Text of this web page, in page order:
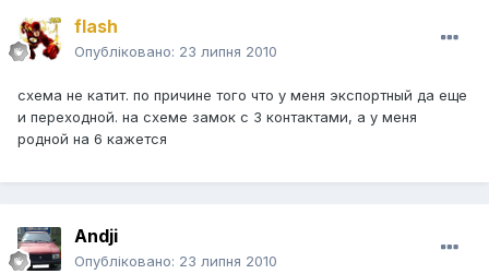
flash
Опубліковано: 23 липня 2010
схема не катит. по причине того что у меня экспортный да еще
и переходной. на схеме замок с 3 контактами, а у меня
родной на 6 кажется
Andji
Опубліковано: 23 липня 2010